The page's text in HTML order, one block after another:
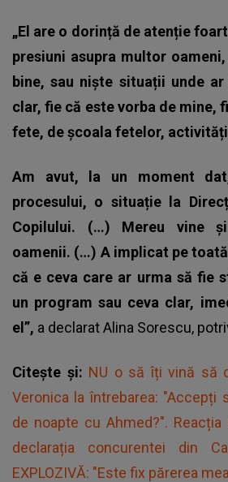
„El are o dorință de atenție
presiuni asupra multor
bine, sau niște situații unde
clar, fie că este vorba de mine,
fete, de școala fetelor,
Am avut, la un moment
procesului, o situație la
Copilului. (…) Mereu vine
oamenii. (…) A implicat pe
că e ceva care ar urma să fie
un program sau ceva clar,
el”, a declarat Alina Sorescu,
Citește și: NU o să îți vină să
Veronica la întrebarea: "Accepți
de noapte cu Ahmed?".
declarația concurentei din
EXPLOZIVĂ: "Este fix părerea